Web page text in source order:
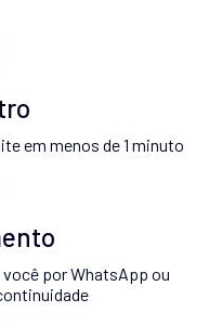
em menos de 1 minuto
por WhatsApp ou